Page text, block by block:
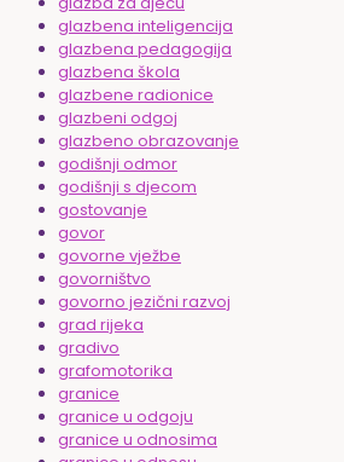
glazbena inteligencija
glazbena pedagogija
glazbena škola
glazbene radionice
glazbeni odgoj
glazbeno obrazovanje
godišnji odmor
godišnji s djecom
gostovanje
govor
govorne vježbe
govorništvo
govorno jezični razvoj
grad rijeka
gradivo
grafomotorika
granice
granice u odgoju
granice u odnosima